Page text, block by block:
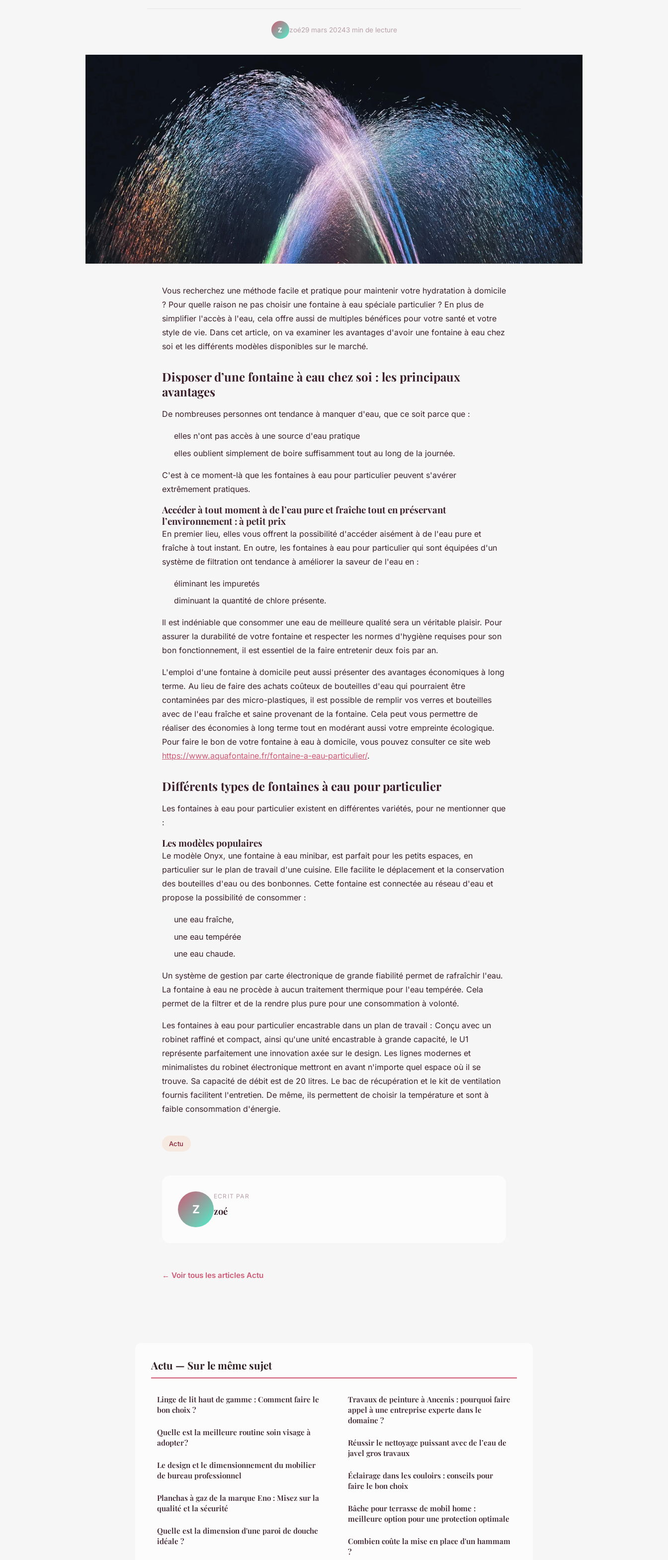
Z zoé29 mars 20243 min de lecture
Vous recherchez une méthode facile et pratique pour maintenir votre hydratation à domicile
? Pour quelle raison ne pas choisir une fontaine à eau spéciale particulier ? En plus de
simplifier l'accès à l'eau, cela offre aussi de multiples bénéfices pour votre santé et votre
style de vie. Dans cet article, on va examiner les avantages d'avoir une fontaine à eau chez
soi et les différents modèles disponibles sur le marché.
Disposer d’une fontaine à eau chez soi : les principaux
avantages
De nombreuses personnes ont tendance à manquer d'eau, que ce soit parce que :
elles n'ont pas accès à une source d'eau pratique
elles oublient simplement de boire suffisamment tout au long de la journée.
C'est à ce moment-là que les fontaines à eau pour particulier peuvent s'avérer
extrêmement pratiques.
Accéder à tout moment à de l’eau pure et fraîche tout en préservant
l’environnement : à petit prix
En premier lieu, elles vous offrent la possibilité d'accéder aisément à de l'eau pure et
fraîche à tout instant. En outre, les fontaines à eau pour particulier qui sont équipées d'un
système de filtration ont tendance à améliorer la saveur de l'eau en :
éliminant les impuretés
diminuant la quantité de chlore présente.
Il est indéniable que consommer une eau de meilleure qualité sera un véritable plaisir. Pour
assurer la durabilité de votre fontaine et respecter les normes d'hygiène requises pour son
bon fonctionnement, il est essentiel de la faire entretenir deux fois par an.
L'emploi d'une fontaine à domicile peut aussi présenter des avantages économiques à long
terme. Au lieu de faire des achats coûteux de bouteilles d'eau qui pourraient être
contaminées par des micro-plastiques, il est possible de remplir vos verres et bouteilles
avec de l'eau fraîche et saine provenant de la fontaine. Cela peut vous permettre de
réaliser des économies à long terme tout en modérant aussi votre empreinte écologique.
Pour faire le bon de votre fontaine à eau à domicile, vous pouvez consulter ce site web
https://www.aquafontaine.fr/fontaine-a-eau-particulier/.
Différents types de fontaines à eau pour particulier
Les fontaines à eau pour particulier existent en différentes variétés, pour ne mentionner que
:
Les modèles populaires
Le modèle Onyx, une fontaine à eau minibar, est parfait pour les petits espaces, en
particulier sur le plan de travail d'une cuisine. Elle facilite le déplacement et la conservation
des bouteilles d'eau ou des bonbonnes. Cette fontaine est connectée au réseau d'eau et
propose la possibilité de consommer :
une eau fraîche,
une eau tempérée
une eau chaude.
Un système de gestion par carte électronique de grande fiabilité permet de rafraîchir l'eau.
La fontaine à eau ne procède à aucun traitement thermique pour l'eau tempérée. Cela
permet de la filtrer et de la rendre plus pure pour une consommation à volonté.
Les fontaines à eau pour particulier encastrable dans un plan de travail : Conçu avec un
robinet raffiné et compact, ainsi qu'une unité encastrable à grande capacité, le U1
représente parfaitement une innovation axée sur le design. Les lignes modernes et
minimalistes du robinet électronique mettront en avant n'importe quel espace où il se
trouve. Sa capacité de débit est de 20 litres. Le bac de récupération et le kit de ventilation
fournis facilitent l'entretien. De même, ils permettent de choisir la température et sont à
faible consommation d'énergie.
Actu
Z
ECRIT PAR
zoé
← Voir tous les articles Actu
Actu — Sur le même sujet
Linge de lit haut de gamme : Comment faire le
bon choix ?
Quelle est la meilleure routine soin visage à
adopter ?
Le design et le dimensionnement du mobilier
de bureau professionnel
Planchas à gaz de la marque Eno : Misez sur la
qualité et la sécurité
Quelle est la dimension d'une paroi de douche
idéale ?
Travaux de peinture à Ancenis : pourquoi faire
appel à une entreprise experte dans le
domaine ?
Réussir le nettoyage puissant avec de l’eau de
javel gros travaux
Éclairage dans les couloirs : conseils pour
faire le bon choix
Bâche pour terrasse de mobil home :
meilleure option pour une protection optimale
Combien coûte la mise en place d'un hammam
?